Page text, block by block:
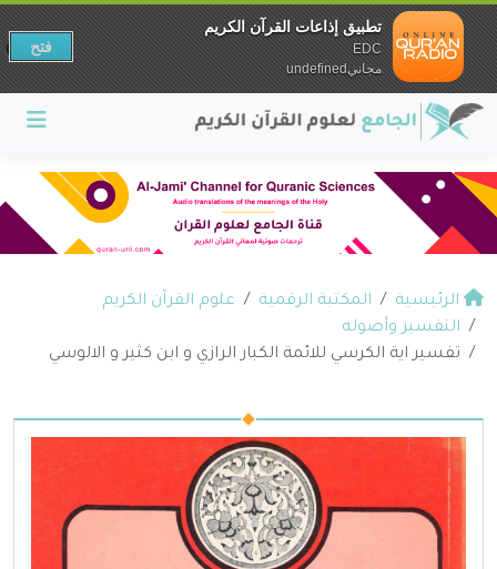
الرئيسية المكتبة الرقمية
علوم القرآن الكريم
التفسير وأصوله
تفسير اية الكرسي للائمة الكبار الرازي و ابن كثير و الالوسي
تطبيق إذاعات القرآن الكريم
EDC
مجانيundefined
فتح